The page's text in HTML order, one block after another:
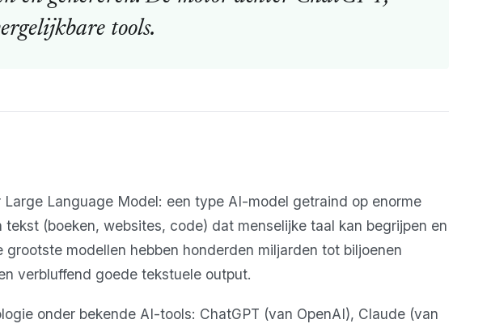
tools.
Large Language Model: een type AI-model getraind op enorme
tekst (boeken, websites, code) dat menselijke taal kan begrijpen en
grootste modellen hebben honderden miljarden tot biljoenen
verbluffend goede tekstuele output.
onder bekende AI-tools: ChatGPT (van OpenAI), Claude (van